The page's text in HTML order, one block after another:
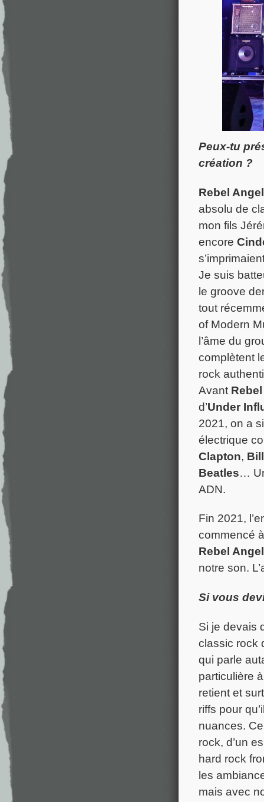
Peux-tu
création ?
Rebel
absolu de
mon fils
encore
Je suis
le groove
tout
of Modern
l’âme du
complètent
rock
Avant
d’Under
2021, on a
électrique
Clapton,
Beatles…
ADN.
Fin 2021,
commencé
Rebel
notre son.
Si vous
Si je devais
classic rock
qui parle
particulière
retient et
riffs pour
nuances.
rock, d’un
hard rock
les
mais avec